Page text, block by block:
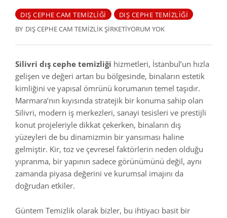
DIŞ CEPHE CAM TEMIZLIĞI
DIŞ CEPHE TEMIZLIĞI
BY DIŞ CEPHE CAM TEMIZLIK ŞIRKETIYORUM YOK
Silivri dış cephe temizliği hizmetleri, İstanbul’un hızla
gelişen ve değeri artan bu bölgesinde, binaların estetik
kimliğini ve yapısal ömrünü korumanın temel taşıdır.
Marmara’nın kıyısında stratejik bir konuma sahip olan
Silivri, modern iş merkezleri, sanayi tesisleri ve prestijli
konut projeleriyle dikkat çekerken, binaların dış
yüzeyleri de bu dinamizmin bir yansıması haline
gelmiştir. Kir, toz ve çevresel faktörlerin neden olduğu
yıpranma, bir yapının sadece görünümünü değil, aynı
zamanda piyasa değerini ve kurumsal imajını da
doğrudan etkiler.
Güntem Temizlik olarak bizler, bu ihtiyacı basit bir